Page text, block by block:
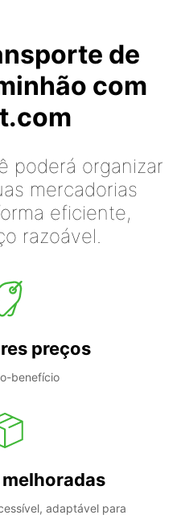
de
com
poderá organizar
mercadorias
eficiente,
razoável.
preços
benefício
adaptável para